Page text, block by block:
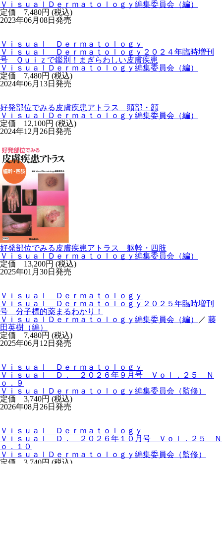
ＶｉｓｕａｌＤｅｒｍａｔｏｌｏｇｙ編集委員会（編）
定価 7,480円 (税込)
2023年06月08日発売
Ｖｉｓｕａｌ Ｄｅｒｍａｔｏｌｏｇｙ
Ｖｉｓｕａｌ Ｄｅｒｍａｔｏｌｏｇｙ２０２４年臨時増刊
号 Ｑｕｉｚで鑑別！まぎらわしい皮膚疾患
ＶｉｓｕａｌＤｅｒｍａｔｏｌｏｇｙ編集委員会（編）
定価 7,480円 (税込)
2024年06月13日発売
好発部位でみる皮膚疾患アトラス 頭部・顔
ＶｉｓｕａｌＤｅｒｍａｔｏｌｏｇｙ編集委員会（編）
定価 12,100円 (税込)
2024年12月26日発売
好発部位でみる皮膚疾患アトラス 躯幹・四肢
ＶｉｓｕａｌＤｅｒｍａｔｏｌｏｇｙ編集委員会（編）
定価 13,200円 (税込)
2025年01月30日発売
Ｖｉｓｕａｌ Ｄｅｒｍａｔｏｌｏｇｙ
Ｖｉｓｕａｌ Ｄｅｒｍａｔｏｌｏｇｙ２０２５年臨時増刊
号 分子標的薬まるわかり！
ＶｉｓｕａｌＤｅｒｍａｔｏｌｏｇｙ編集委員会（編）
／ 藤
田英樹（編）
定価 7,480円 (税込)
2025年06月12日発売
Ｖｉｓｕａｌ Ｄｅｒｍａｔｏｌｏｇｙ
Ｖｉｓｕａｌ Ｄ． ２０２６年９月号 Ｖｏｌ．２５ Ｎ
ｏ．９
ＶｉｓｕａｌＤｅｒｍａｔｏｌｏｇｙ編集委員会（監修）
定価 3,740円 (税込)
2026年08月26日発売
Ｖｉｓｕａｌ Ｄｅｒｍａｔｏｌｏｇｙ
Ｖｉｓｕａｌ Ｄ． ２０２６年１０月号 Ｖｏｌ．２５ Ｎ
ｏ．１０
ＶｉｓｕａｌＤｅｒｍａｔｏｌｏｇｙ編集委員会（監修）
定価 3,740円 (税込)